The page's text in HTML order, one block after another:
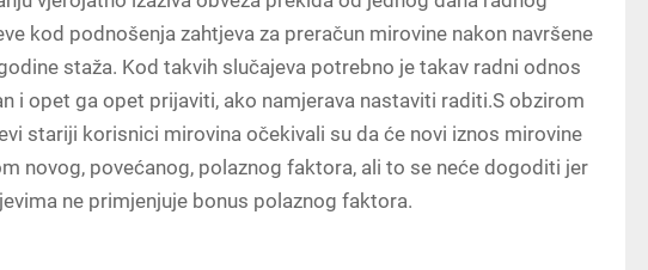
kod podnošenja zahtjeva za preračun mirovine nakon navršene
staža. Kod takvih slučajeva potrebno je takav radni odnos
i opet ga opet prijaviti, ako namjerava nastaviti raditi.S obzirom
stariji korisnici mirovina očekivali su da će novi iznos mirovine
novog, povećanog, polaznog faktora, ali to se neće dogoditi jer
ne primjenjuje bonus polaznog faktora.